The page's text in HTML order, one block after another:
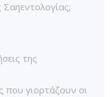
Σαηεντολογίας;
της
που γιορτάζουν οι